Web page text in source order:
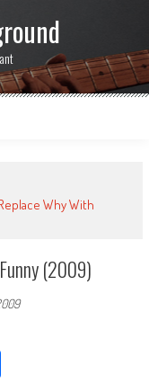
Why With
(2009)
Partager